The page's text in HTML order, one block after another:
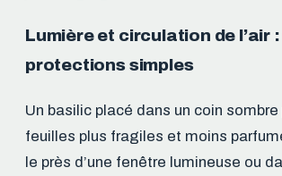
Lumière et circulation de l’air
protections simples
Un basilic placé dans un coin
feuilles plus fragiles et moins
le près d’une fenêtre lumineuse ou